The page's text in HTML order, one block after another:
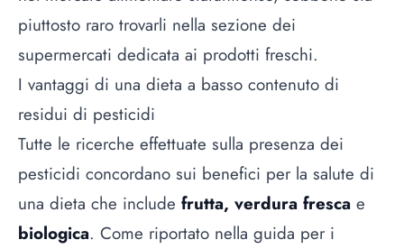
piuttosto raro trovarli nella sezione dei
supermercati dedicata ai prodotti freschi.
I vantaggi di una dieta a basso contenuto di
residui di pesticidi
Tutte le ricerche effettuate sulla presenza dei
pesticidi concordano sui benefici per la salute di
una dieta che include frutta, verdura fresca e
biologica. Come riportato nella guida per i